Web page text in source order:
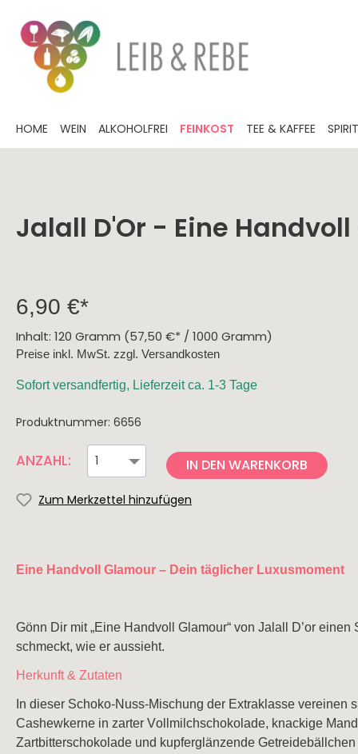
HOME WEIN ALKOHOLFREI FEINKOST TEE & KAFFEE
Festtagsweine
Spanien
Ribera del Duero
Jumilla
Campo de Borja
Italien
Alentejo
Portwein
alkoholfreier Wein
Herzhaftes
Gewürzmischungen
BBQ
Knabbereien
Trüffel
Dips & Saucen
Süßes
Tee Kaffee
Grappa Liköre
Prinz
Weinprobe offene
Sommerliches
Karaffen
Gutscheine
Jalall D'Or - Eine
6,90 €*
Inhalt: 120 Gramm (57,50 €* / 1000 Gramm)
Preise inkl. MwSt. zzgl. Versandkosten
Sofort versandfertig, Lieferzeit ca. 1-3 Tage
Produktnummer: 6656
ANZAHL: IN DEN WARENKORB
Zum Merkzettel hinzufügen
Eine Handvoll Glamour – Dein täglicher Luxusmoment
Gönn Dir mit „Eine Handvoll Glamour“ von Jalall D’or einen
schmeckt, wie er aussieht.
Herkunft & Zutaten
In dieser Schoko-Nuss-Mischung der Extraklasse vereinen
Cashewkerne in zarter Vollmilchschokolade, knackige
Zartbitterschokolade und kupferglänzende